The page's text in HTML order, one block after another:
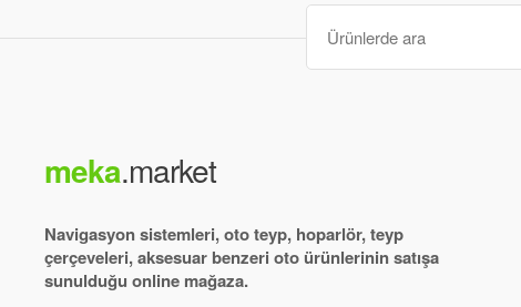
Ara
:
meka.market
Navigasyon sistemleri, oto teyp, hoparlör, teyp
çerçeveleri, aksesuar benzeri oto ürünlerinin satışa
sunulduğu online mağaza.